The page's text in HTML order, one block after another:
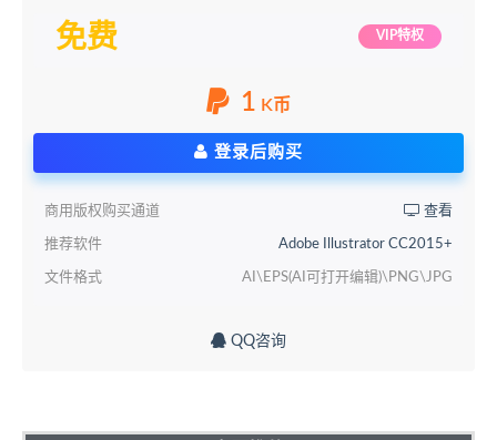
免费 VIP特权
1 K币
登录后购买
商用版权购买通道 查看
推荐软件 Adobe Illustrator CC2015+
文件格式 AI\EPS(AI可打开编辑)\PNG\JPG
QQ咨询